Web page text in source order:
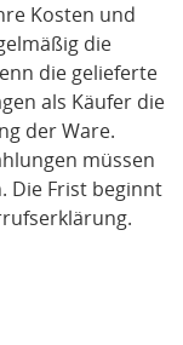
Kosten und
die
die gelieferte
als Käufer die
der Ware.
müssen
Die Frist beginnt